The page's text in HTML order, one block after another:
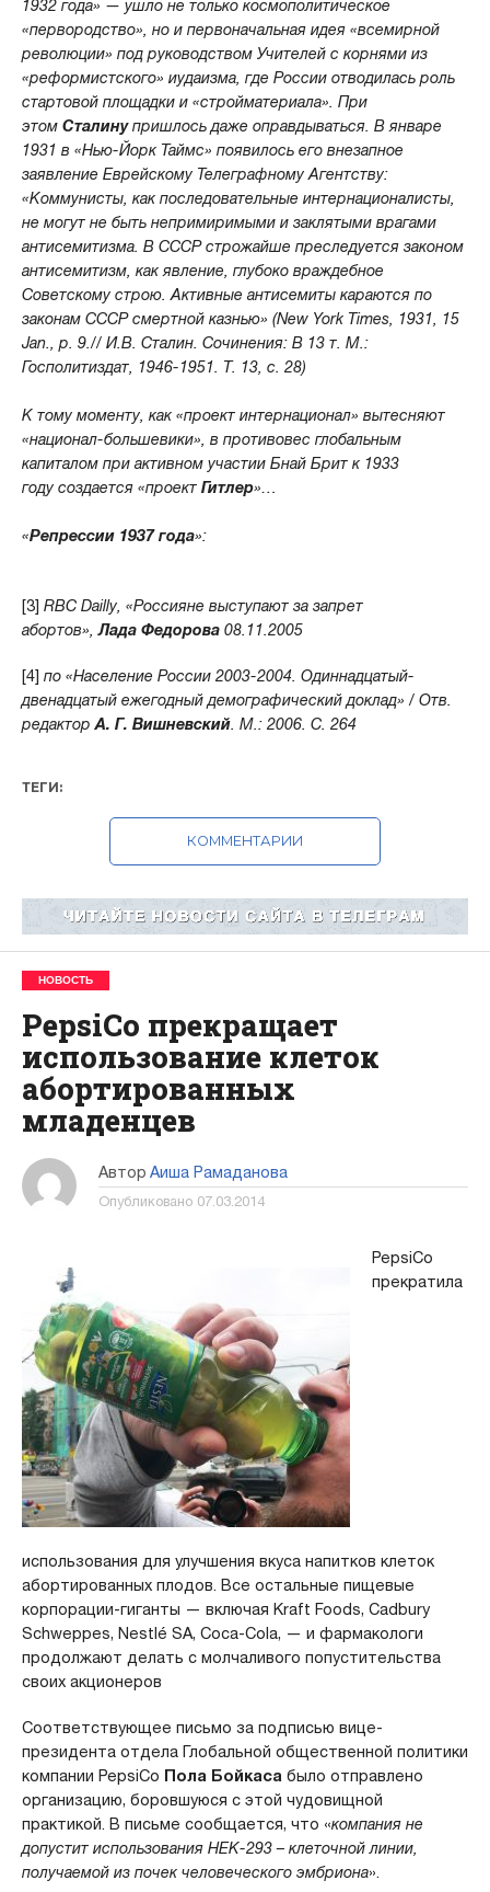
1932 года» — ушло не только космополитическое
«первородство», но и первоначальная идея «всемирной
революции» под руководством Учителей с корнями из
«реформистского» иудаизма, где России отводилась роль
стартовой площадки и «стройматериала». При
этом Сталинупришлось даже оправдываться. В январе
1931 в «Нью-Йорк Таймс» появилось его внезапное
заявление Еврейскому Телеграфному Агентству:
«Коммунисты, как последовательные интернационалисты,
не могут не быть непримиримыми и заклятыми врагами
антисемитизма. В СССР строжайше преследуется законом
антисемитизм, как явление, глубоко враждебное
Советскому строю. Активные антисемиты караются по
законам СССР смертной казнью» (New York Times, 1931, 15
Jan., p. 9.// И.В. Сталин. Сочинения: В 13 т. М.:
Госполитиздат, 1946-1951. Т. 13, с. 28)
К тому моменту, как «проект интернационал» вытесняют
«национал-большевики», в противовес глобальным
капиталом при активном участии Бнай Брит к 1933
году создается «проект Гитлер»…
«Репрессии 1937 года»:
[3] RBC Dailly, «Россияне выступают за запрет
абортов»,Лада Федорова08.11.2005
[4] по «Население России 2003-2004. Одиннадцатый-
двенадцатый ежегодный демографический доклад» / Отв.
редакторА. Г. Вишневский. М.: 2006. С. 264
ТЕГИ:
КОММЕНТАРИИ
НОВОСТЬ
PepsiCo прекращает
использование клеток
абортированных
младенцев
Автор Аиша Рамаданова
Опубликовано 07.03.2014
PepsiCo
прекратила
использования для улучшения вкуса напитков клеток
абортированных плодов. Все остальные пищевые
корпорации-гиганты — включая Kraft Foods, Cadbury
Schweppes, Nestlé SA, Coca-Cola, — и фармакологи
продолжают делать с молчаливого попустительства
своих акционеров
Соответствующее письмо за подписью вице-
президента отдела Глобальной общественной политики
компании PepsiCo Пола Бойкасабыло отправлено
организацию, боровшуюся с этой чудовищной
практикой. В письме сообщается, что «компания не
допустит использования HEK-293 – клеточной линии,
получаемой из почек человеческого эмбриона».